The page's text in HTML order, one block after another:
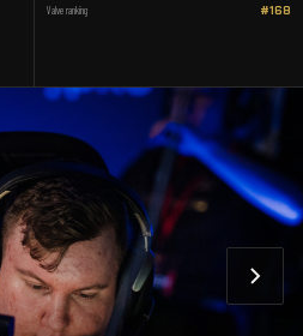
Valve ranking #168